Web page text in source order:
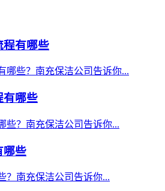
程有哪些
哪些？南充保洁公司告诉你...
有哪些
些？南充保洁公司告诉你...
哪些
？南充保洁公司告诉你...